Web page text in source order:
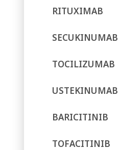
RITUXIMAB
SECUKINUMAB
TOCILIZUMAB
USTEKINUMAB
BARICITINIB
TOFACITINIB